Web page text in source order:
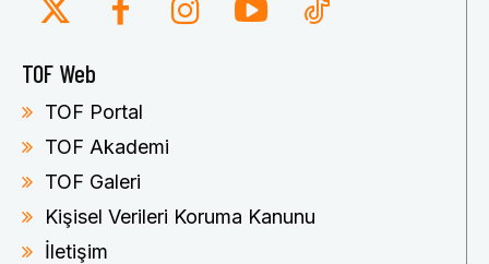
TOF Web
TOF Portal
TOF Akademi
TOF Galeri
Kişisel Verileri Koruma Kanunu
İletişim